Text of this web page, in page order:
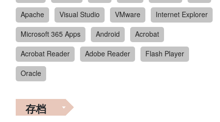
Apache
Visual Studio VMware
Internet Explorer
Microsoft 365 Apps
Android
Acrobat
Acrobat Reader
Adobe Reader
Flash Player
Oracle
存档